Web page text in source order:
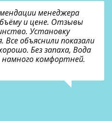
менеджера
и цене. Отзывы
Установку
объяснили показали
Без запаха, Вода
комфортней.